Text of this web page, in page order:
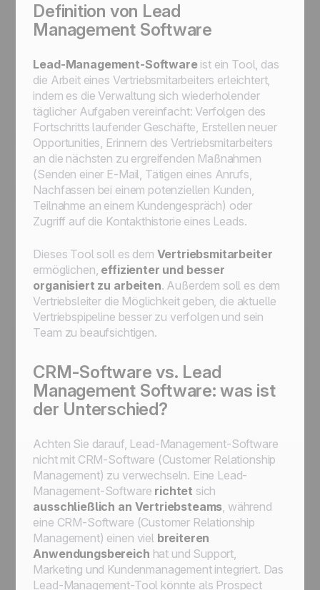
Definition von Lead
Management Software
Lead-Management-Softwareist ein Tool, das
die Arbeit eines Vertriebsmitarbeiters erleichtert,
indem es die Verwaltung sich wiederholender
täglicher Aufgaben vereinfacht: Verfolgen des
Fortschritts laufender Geschäfte, Erstellen neuer
Opportunities, Erinnern des Vertriebsmitarbeiters
an die nächsten zu ergreifenden Maßnahmen
(Senden einer E-Mail, Tätigen eines Anrufs,
Nachfassen bei einem potenziellen Kunden,
Teilnahme an einem Kundengespräch) oder
Zugriff auf die Kontakthistorie eines Leads.
Dieses Tool soll es dem Vertriebsmitarbeiter
ermöglichen, effizienter und besser
organisiert zu arbeiten. Außerdem soll es dem
Vertriebsleiter die Möglichkeit geben, die aktuelle
Vertriebspipeline besser zu verfolgen und sein
Team zu beaufsichtigen.
CRM-Software vs. Lead
Management Software: was ist
der Unterschied?
Achten Sie darauf, Lead-Management-Software
nicht mit CRM-Software (Customer Relationship
Management) zu verwechseln. Eine Lead-
Management-Software richtet sich
ausschließlich an Vertriebsteams, während
eine CRM-Software (Customer Relationship
Management) einen viel breiteren
Anwendungsbereich hat und Support,
Marketing und Kundenmanagement integriert. Das
Lead-Management-Tool könnte als Prospect